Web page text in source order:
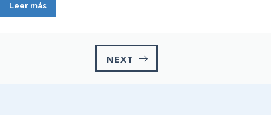
Leer más
NEXT